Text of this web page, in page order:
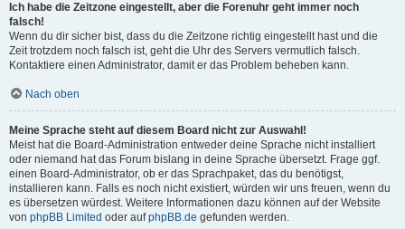
Ich habe die Zeitzone eingestellt, aber die Forenuhr geht immer noch
falsch!
Wenn du dir sicher bist, dass du die Zeitzone richtig eingestellt hast und die
Zeit trotzdem noch falsch ist, geht die Uhr des Servers vermutlich falsch.
Kontaktiere einen Administrator, damit er das Problem beheben kann.
Nach oben
Meine Sprache steht auf diesem Board nicht zur Auswahl!
Meist hat die Board-Administration entweder deine Sprache nicht installiert
oder niemand hat das Forum bislang in deine Sprache übersetzt. Frage ggf.
einen Board-Administrator, ob er das Sprachpaket, das du benötigst,
installieren kann. Falls es noch nicht existiert, würden wir uns freuen, wenn du
es übersetzen würdest. Weitere Informationen dazu können auf der Website
von phpBB Limited oder aufphpBB.de gefunden werden.